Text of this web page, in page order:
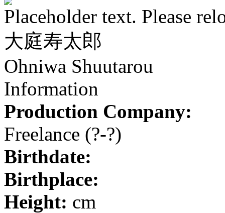
Placeholder text. Please
大庭寿太郎
Ohniwa Shuutarou
Information
Production Company:
Freelance (?-?)
Birthdate:
Birthplace:
Height: cm